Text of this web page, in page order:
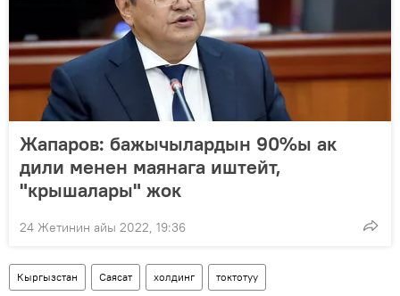
Жапаров: бажычылардын 90%ы ак
дили менен маянага иштейт,
"крышалары" жок
24 Жетинин айы 2022, 19:36
Кыргызстан Саясат холдинг токтотуу